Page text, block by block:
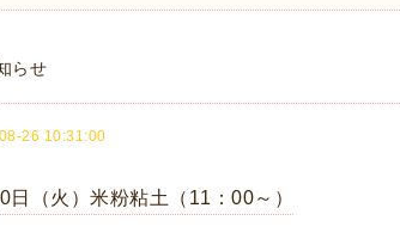
らせ
26 10:31:00
日（火）米粉粘土（11：00～）